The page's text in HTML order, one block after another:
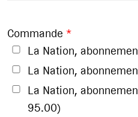
Commande *
La Nation,
La Nation,
La Nation,
95.00)